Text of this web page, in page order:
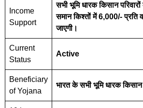
Income
Support
सभी भूमि धारक किसान
समान किश्तों में 6,000/- प्रति
जाएगी।
Current
Status
Active
Beneficiary
of Yojana
भारत के सभी भूमि धारक